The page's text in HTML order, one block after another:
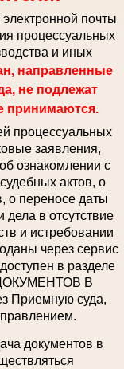
почты
процессуальных
и иных
направленные
не подлежат
принимаются.
процессуальных
заявления,
ознакомлении с
актов, о
о переносе даты
дела в отсутствие
и истребовании
через сервис
в разделе
В
Приемную суда,
документов в